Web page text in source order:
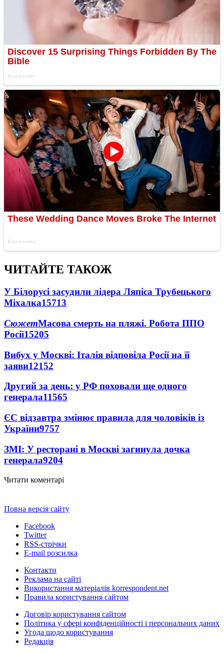
ЧИТАЙТЕ ТАКОЖ
У Білорусі засудили лідера Ляпіса Трубецького
Міхалка15713
СюжетМасова смерть на пляжі. Робота ППО
Росії15205
Вибух у Москві: Італія відповіла Росії на її
заяви12152
Другий за день: у РФ поховали ще одного
генерала11565
ЄС відзавтра змінює правила для чоловіків із
України9757
ЗМІ: У ресторані в Москві загинула дочка
генерала9204
Читати коментарі
Повна версія сайту
Facebook
Twitter
RSS-стрічки
E-mail розсилка
Контакти
Реклама на сайті
Використання матеріалів korrespondent.net
Правила користування сайтом
Договір користування сайтом
Політика у сфері конфіденційності і персональних даних
Угода щодо користування
Редакція